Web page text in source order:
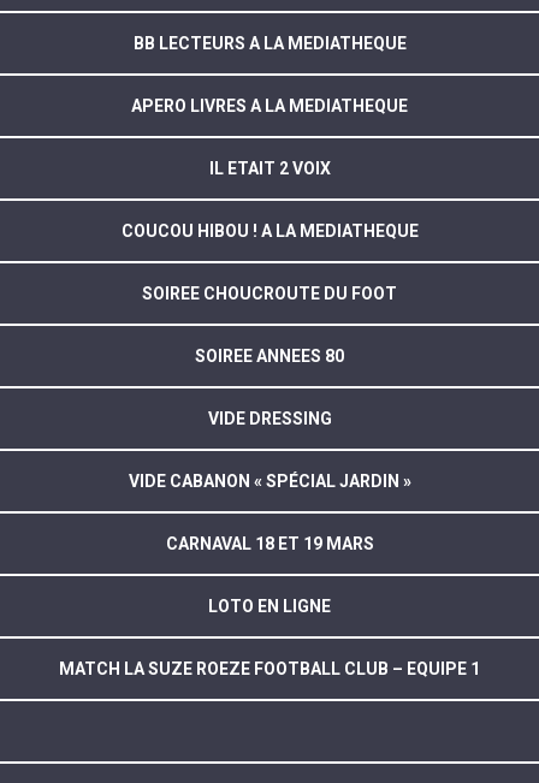
BB LECTEURS A LA MEDIATHEQUE
APERO LIVRES A LA MEDIATHEQUE
IL ETAIT 2 VOIX
COUCOU HIBOU ! A LA MEDIATHEQUE
SOIREE CHOUCROUTE DU FOOT
SOIREE ANNEES 80
VIDE DRESSING
VIDE CABANON « SPÉCIAL JARDIN »
CARNAVAL 18 ET 19 MARS
LOTO EN LIGNE
MATCH LA SUZE ROEZE FOOTBALL CLUB – EQUIPE 1